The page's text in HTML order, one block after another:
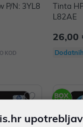
P/N: 3YL8
KOD
Tinta
L82AE
26,00